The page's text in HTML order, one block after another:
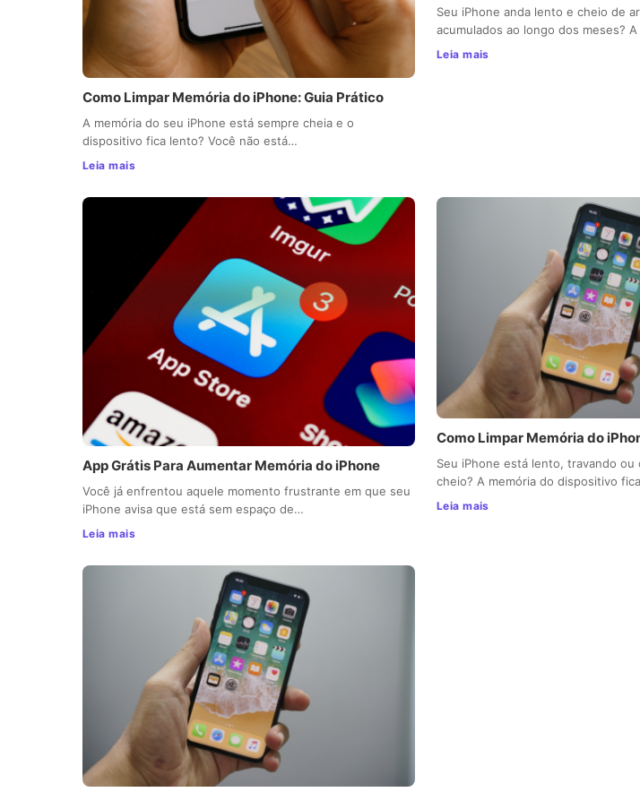
Como Limpar Memória do iPhone: Guia Prático
A memória do seu iPhone está sempre cheia e o
dispositivo fica lento? Você não está…
Leia mais
Seu iPhone anda lento e cheio de
acumulados ao longo dos meses?
Leia mais
App Grátis Para Aumentar Memória do iPhone
Você já enfrentou aquele momento frustrante em que seu
iPhone avisa que está sem espaço de…
Leia mais
Como Limpar Memória do
Seu iPhone está lento, travando ou
cheio? A memória do dispositivo
Leia mais